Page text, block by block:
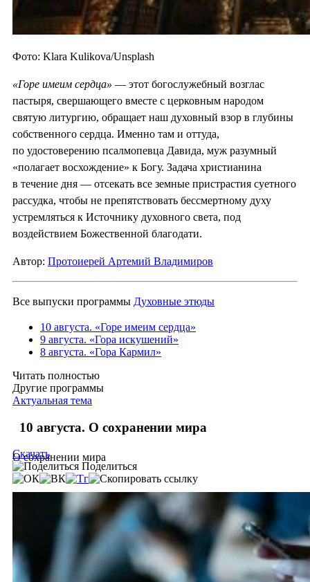
Фото: Klara Kulikova/Unsplash
«Горе имеим сердца» — этот богослужебный возглас
пастыря, свершающего вместе с церковным народом
святую литургию, обращает наш духовный взор в глубины
собственного сердца. Именно там и оттуда,
по удостоверению псалмопевца Давида, муж разумный
«полагает восхождение» к Богу. Задача христианина
в течение дня — отсекать все земные пристрастия суетного
рассудка, чтобы не препятствовать бессмертному духу
устремляться к Источнику духовного света, под
воздействием Божественной благодати.
Автор: Протоиерей Артемий Владимиров
Все выпуски программы Духовные этюды
10 августа. «Горе имеим сердца»
9 августа. «Гора искушений»
8 августа. «Гора Кармил»
Читать полностью
Другие программы
Актуальная тема
10 августа. О сохранении мира
О сохранении мира
Скачать
Поделиться